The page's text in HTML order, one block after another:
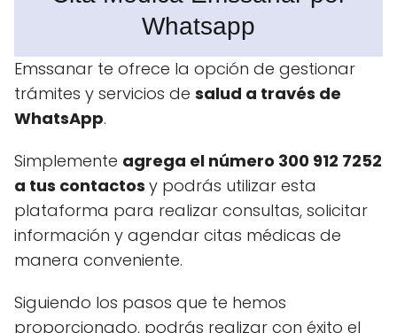
Whatsapp
Emssanar te ofrece la opción de gestionar
trámites y servicios de salud a través de
WhatsApp.
Simplemente agrega el número 300 912 7252
a tus contactos y podrás utilizar esta
plataforma para realizar consultas, solicitar
información y agendar citas médicas de
manera conveniente.
Siguiendo los pasos que te hemos
proporcionado, podrás realizar con éxito el